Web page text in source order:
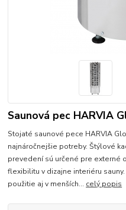
Saunová pec HARVIA
Stojaté saunové pece HARVIA
najnáročnejšie potreby. Štýlové
prevedení sú určené pre externé
flexibilitu v dizajne interiéru
použitie aj v menších... celý popis